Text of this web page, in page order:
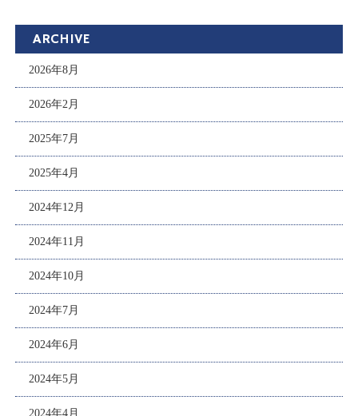
ARCHIVE
2026年8月
2026年2月
2025年7月
2025年4月
2024年12月
2024年11月
2024年10月
2024年7月
2024年6月
2024年5月
2024年4月